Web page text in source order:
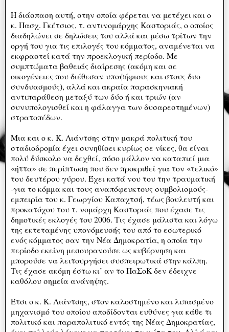
Η διάσπαση αυτή, στην οποία φέρεται να μετέχει και ο
κ. Πασχ. Γκέτσιος, τ. αντινομάρχης Καστοριάς, ο οποίος
διαδηλώνει σε δηλώσεις του αλλά και μέσω τρίτων την
οργή του για τις επιλογές του κόμματος, αναμένεται να
εκφραστεί κατά την προεκλογική περίοδο. Με
συμπτώματα βαθειάς διαίρεσης (ακόμη και σε
οικογένειες που διέθεσαν υποψήφιους και στους δυο
συνδυασμούς), αλλά και ακραία παρασκηνιακή
αντιπαράθεση μεταξύ των δύο ή και τριών (αν
συνυπολογισθεί και η φάλαγγα των δυσαρεστημένων)
στρατοπέδων.
Μια και ο κ. Κ. Λιάντσης στην μακρά πολιτική του
σταδιοδρομία έχει συνηθίσει κυρίως σε νίκες, θα είναι
πολύ δύσκολο να δεχθεί, πόσο μάλλον να καταπιεί μια
«ήττα» σε περίπτωση που δεν προκριθεί για τον «τελικό»
του δευτέρου γύρου. Έχει κατά νου του την τραυματική
-για το κόμμα και τους αναπόφευκτους συμβολισμούς-
εμπειρία του κ. Γεωργίου Καπαχτσή, τέως βουλευτή και
προκατόχου του τ. νομάρχη Καστοριάς που έχασε τις
δημοτικές εκλογές του 2006. Τις έχασε μάλιστα και λόγω
της εκτεταμένης υπονόμευσής του από το εσωτερικό
ενός κόμματος σαν την Νέα Δημοκρατία, η οποία την
περίοδο εκείνη μεσουρανούσε ως κυβέρνηση και
μπορούσε να λειτουργήσει συσπειρωτικά στην κάλπη.
Τις έχασε ακόμη έστω κι’ αν το ΠαΣοΚ δεν έδειχνε
καθόλου σημεία ανάνηψης.
Έτσι ο κ. Κ. Λιάντσης, στον καλοστημένο και λιπασμένο
μηχανισμό του οποίου αποδίδονται ευθύνες για κάθε τι
πολιτικό και παραπολιτικό εντός της Νέας Δημοκρατίας,